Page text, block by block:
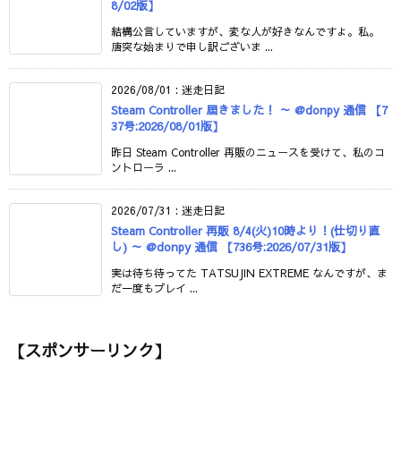
8/02版】
結構公言していますが、変な人が好きなんですよ。私。
唐突な始まりで申し訳ございま ...
2026/08/01 : 迷走日記
Steam Controller 届きました！ ～ @donpy 通信 【7
37号:2026/08/01版】
昨日 Steam Controller 再販のニュースを受けて、私のコ
ントローラ ...
2026/07/31 : 迷走日記
Steam Controller 再販 8/4(火)10時より！(仕切り直
し) ～ @donpy 通信 【736号:2026/07/31版】
実は待ち待ってた TATSUJIN EXTREME なんですが、ま
だ一度もプレイ ...
【スポンサーリンク】